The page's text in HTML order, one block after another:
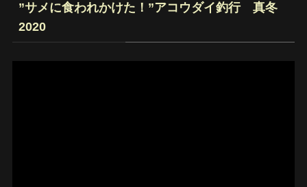
”サメに食われかけた！”アコウダイ釣行 真冬
2020